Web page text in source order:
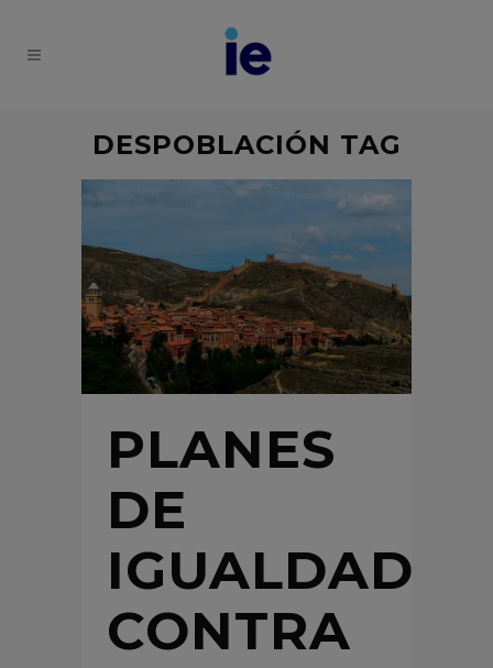
DESPOBLACIÓN TAG
PLANES
DE
IGUALDAD
CONTRA